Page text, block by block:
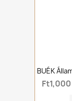
BUÉK
Ft1,000